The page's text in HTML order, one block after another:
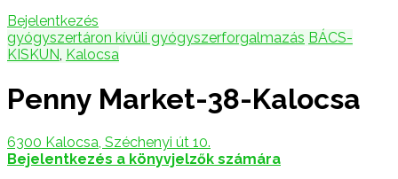
Bejelentkezés
gyógyszertáron kívüli gyógyszerforgalmazás BÁCS-
KISKUN, Kalocsa
Penny Market-38-Kalocsa
6300 Kalocsa, Széchenyi út 10.
Bejelentkezés a könyvjelzők számára